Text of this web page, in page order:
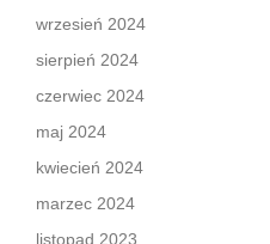
wrzesień 2024
sierpień 2024
czerwiec 2024
maj 2024
kwiecień 2024
marzec 2024
listopad 2023